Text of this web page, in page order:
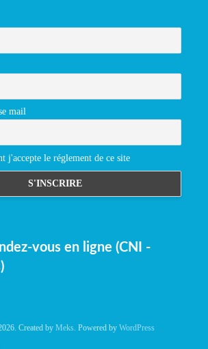
mail
j'accepte le réglement de ce site
vous en ligne (CNI -
Created by Meks . Powered by WordPress